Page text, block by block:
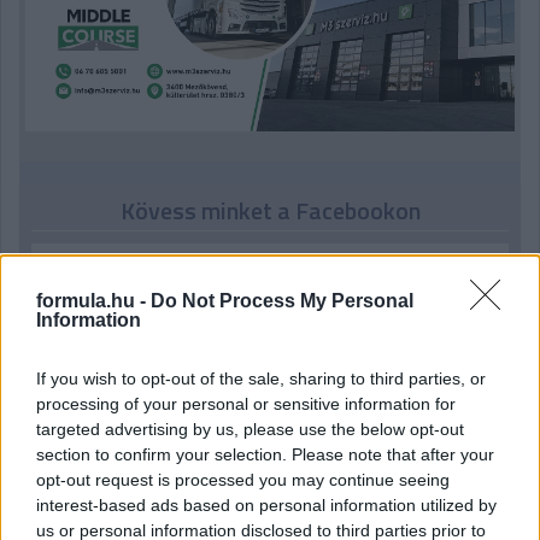
formula.hu - Do Not Process My Personal
Information
If you wish to opt-out of the sale, sharing to third parties, or
processing of your personal or sensitive information for
targeted advertising by us, please use the below opt-out
section to confirm your selection. Please note that after your
opt-out request is processed you may continue seeing
interest-based ads based on personal information utilized by
us or personal information disclosed to third parties prior to
Kövess minket a Facebookon
Parc Fermé
8 órája
MotoGP: Bezzecchi közel egy másodpercet javított a
körrekordon